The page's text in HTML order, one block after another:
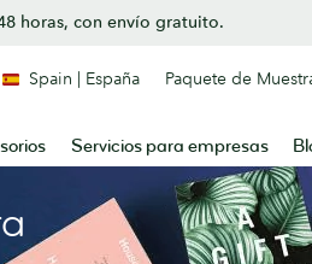
horas, con envío gratuito.
Servicios para empresas
Spain | España Paquete de